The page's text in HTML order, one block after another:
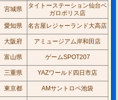
宮城県
タイトーステーション仙台ベ
ガロポリス店
愛知県 名古屋レジャーランド大高店
大阪府 アミュージアム岸和田店
富山県 ゲームSPOT207
三重県 YAZワールド四日市店
東京都 AMサントロペ池袋